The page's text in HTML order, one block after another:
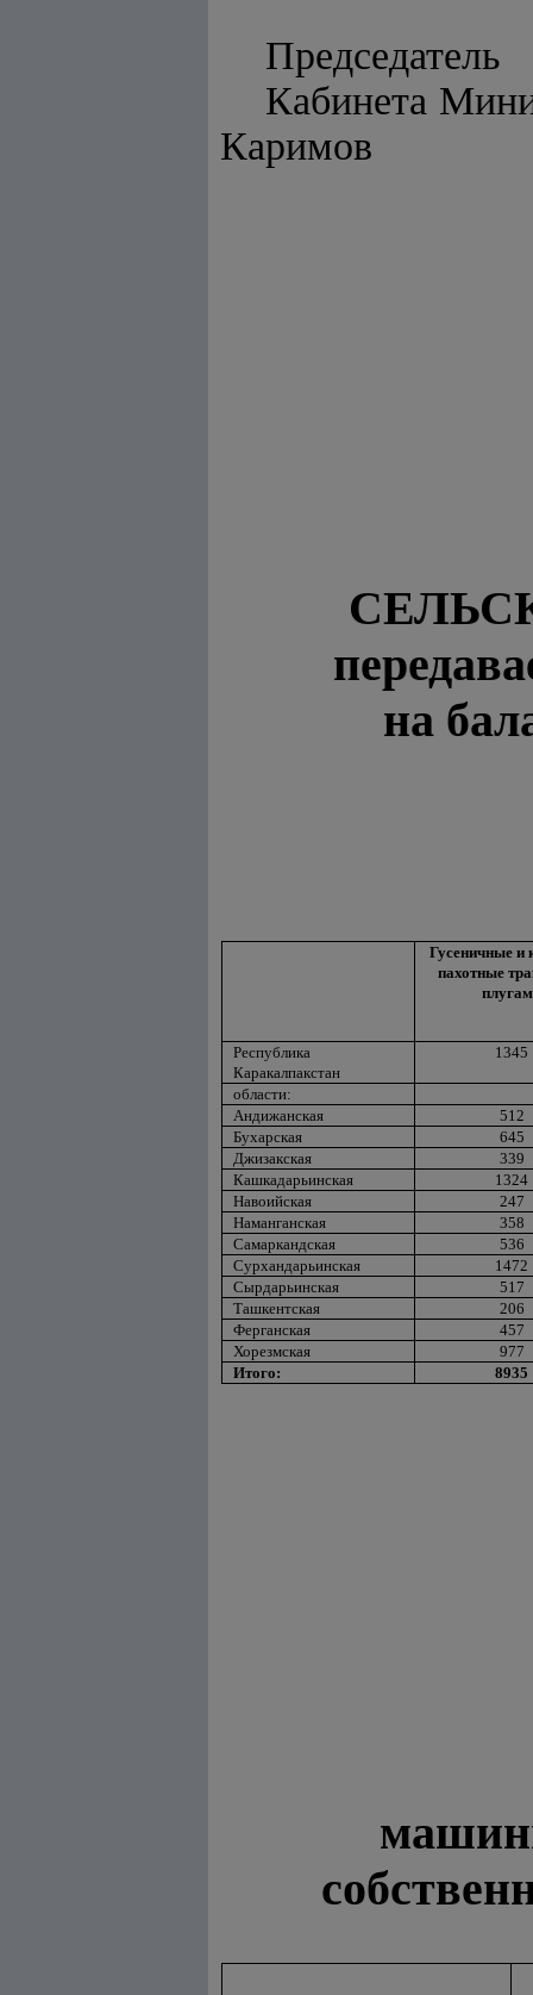
Председатель
Каримов
на
Гусеничные и
пахотные
Республика
Каракалпакстан
1345
области:
Андижанская
512
Бухарская
645
Джизакская
339
Кашкадарьинская
1324
Навоийская
247
Наманганская
358
Самаркандская
536
Сурхандарьинская
1472
Сырдарьинская
517
Ташкентская
206
Ферганская
457
Хорезмская
977
Итого:
8935